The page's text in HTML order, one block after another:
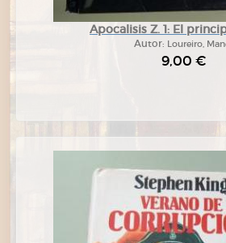
Apocalisis Z. 1: El
Autor: Loureiro,
9,00 €